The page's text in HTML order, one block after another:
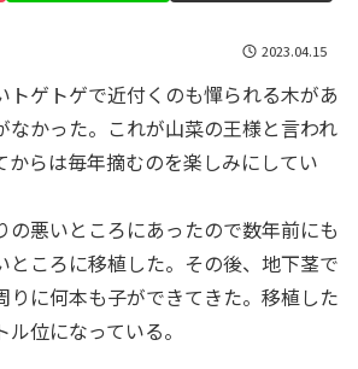
2023.04.15
トゲトゲで近付くのも憚られる木があ
なかった。これが山菜の王様と言われ
からは毎年摘むのを楽しみにしてい
の悪いところにあったので数年前にも
ところに移植した。その後、地下茎で
りに何本も子ができてきた。移植した
位になっている。